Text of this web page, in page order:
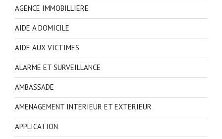
AGENCE IMMOBILLIERE
AIDE A DOMICILE
AIDE AUX VICTIMES
ALARME ET SURVEILLANCE
AMBASSADE
AMENAGEMENT INTERIEUR ET EXTERIEUR
APPLICATION